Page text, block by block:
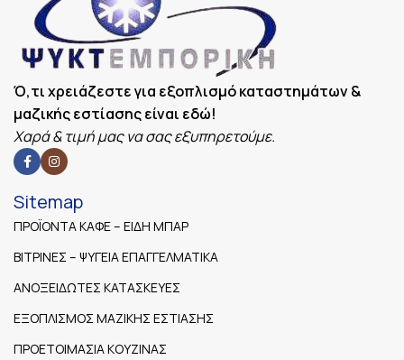
Ό,τι χρειάζεστε για εξοπλισμό καταστημάτων &
μαζικής εστίασης είναι εδώ!
Χαρά & τιμή μας να σας εξυπηρετούμε.
Sitemap
ΠΡΟΪΟΝΤΑ ΚΑΦΕ – ΕΙΔΗ ΜΠΑΡ
ΒΙΤΡΙΝΕΣ – ΨΥΓΕΙΑ ΕΠΑΓΓΕΛΜΑΤΙΚΑ
ΑΝΟΞΕΙΔΩΤΕΣ ΚΑΤΑΣΚΕΥΕΣ
ΕΞΟΠΛΙΣΜΟΣ ΜΑΖΙΚΗΣ ΕΣΤΙΑΣΗΣ
ΠΡΟΕΤΟΙΜΑΣΙΑ ΚΟΥΖΙΝΑΣ